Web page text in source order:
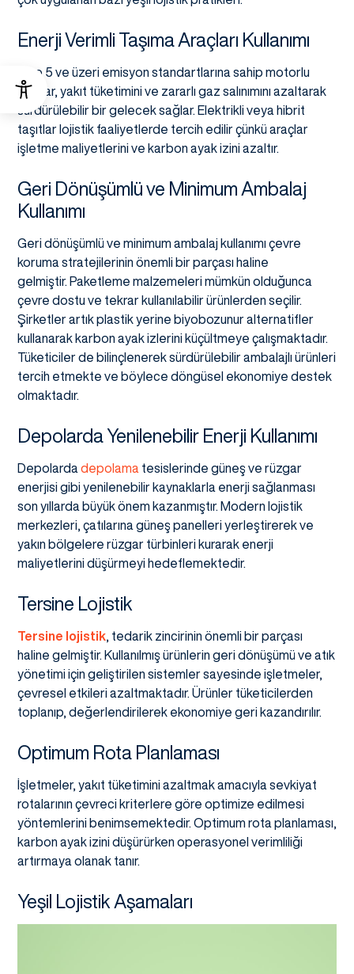
Enerji Verimli Taşıma Araçları Kullanımı
Euro 5 ve üzeri emisyon standartlarına sahip motorlu
araçlar, yakıt tüketimini ve zararlı gaz salınımını azaltarak
sürdürülebilir bir gelecek sağlar. Elektrikli veya hibrit
taşıtlar lojistik faaliyetlerde tercih edilir çünkü araçlar
işletme maliyetlerini ve karbon ayak izini azaltır.
Geri Dönüşümlü ve Minimum Ambalaj
Kullanımı
Geri dönüşümlü ve minimum ambalaj kullanımı çevre
koruma stratejilerinin önemli bir parçası haline
gelmiştir. Paketleme malzemeleri mümkün olduğunca
çevre dostu ve tekrar kullanılabilir ürünlerden seçilir.
Şirketler artık plastik yerine biyobozunur alternatifler
kullanarak karbon ayak izlerini küçültmeye çalışmaktadır.
Tüketiciler de bilinçlenerek sürdürülebilir ambalajlı ürünleri
tercih etmekte ve böylece döngüsel ekonomiye destek
olmaktadır.
Depolarda Yenilenebilir Enerji Kullanımı
Depolarda depolama tesislerinde güneş ve rüzgar
enerjisi gibi yenilenebilir kaynaklarla enerji sağlanması
son yıllarda büyük önem kazanmıştır. Modern lojistik
merkezleri, çatılarına güneş panelleri yerleştirerek ve
yakın bölgelere rüzgar türbinleri kurarak enerji
maliyetlerini düşürmeyi hedeflemektedir.
Tersine Lojistik
Tersine lojistik, tedarik zincirinin önemli bir parçası
haline gelmiştir. Kullanılmış ürünlerin geri dönüşümü ve atık
yönetimi için geliştirilen sistemler sayesinde işletmeler,
çevresel etkileri azaltmaktadır. Ürünler tüketicilerden
toplanıp, değerlendirilerek ekonomiye geri kazandırılır.
Optimum Rota Planlaması
İşletmeler, yakıt tüketimini azaltmak amacıyla sevkiyat
rotalarının çevreci kriterlere göre optimize edilmesi
yöntemlerini benimsemektedir. Optimum rota planlaması,
karbon ayak izini düşürürken operasyonel verimliliği
artırmaya olanak tanır.
Yeşil Lojistik Aşamaları